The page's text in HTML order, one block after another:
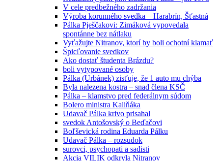
V cele predbežného zadržania
Výroba korunného svedka – Harabrín, Šťastná
Pálka Pješčakovi: Zimáková vypovedala
spontánne bez nátlaku
Vyťažujte Nitranov, ktorí by boli ochotní klamať
Špicľovanie svedkov
Ako dostať študenta Brázdu?
boli vytypované osoby
Pálka (Urbánek) zisťuje, že 1 auto mu chýba
Byla nalezena kostra – snad člena KSČ
Pálka – klamstvo pred federálnym súdom
Bolero ministra Kaliňáka
Udavač Pálka krivo prisahal
svedok Antošovský o Beďačovi
Boľševická rodina Eduarda Pálku
Udavač Pálka – rozsudok
surovci, psychopati a sadisti
Akcia VILIK odkryla Nitranov